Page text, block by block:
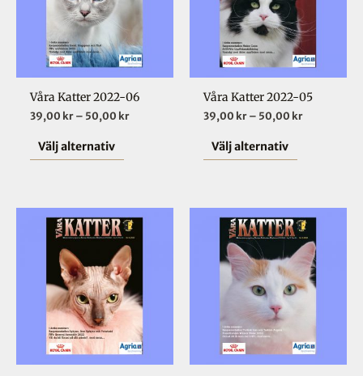
Våra Katter 2022-06
39,00 kr – 50,00 kr
Välj alternativ
flera
De
olika
alternativen
kan
på
Våra Katter 2022-05
39,00 kr – 50,00 kr
Välj alternativ
flera
varianter.
De
olika
kan
på
39,00 kr
till
50,00 kr
Den
här
produkten
har
flera
De
olika
39,00 kr
till
50,00 kr
Den
här
produkten
har
varianter.
De
olika